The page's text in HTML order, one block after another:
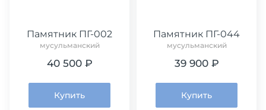
Памятник ПГ-002
мусульманский
40 500 ₽
Купить
Памятник ПГ-044
мусульманский
39 900 ₽
Купить